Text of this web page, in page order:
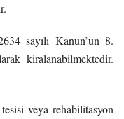
sayılı Kanun’un 8.
kiralanabilmektedir.
veya rehabilitasyon